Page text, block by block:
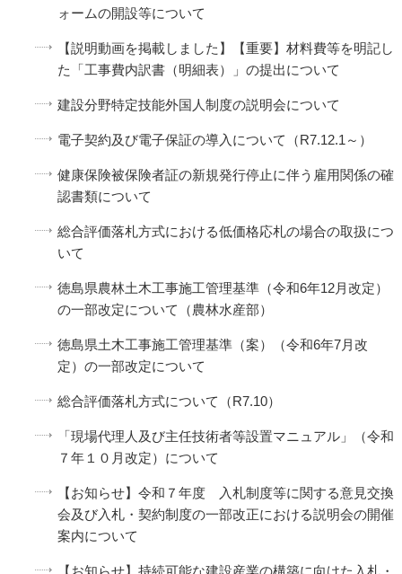
ォームの開設等について
【説明動画を掲載しました】【重要】材料費等を明記し
た「工事費内訳書（明細表）」の提出について
建設分野特定技能外国人制度の説明会について
電子契約及び電子保証の導入について（R7.12.1～）
健康保険被保険者証の新規発行停止に伴う雇用関係の確
認書類について
総合評価落札方式における低価格応札の場合の取扱につ
いて
徳島県農林土木工事施工管理基準（令和6年12月改定）
の一部改定について（農林水産部）
徳島県土木工事施工管理基準（案）（令和6年7月改
定）の一部改定について
総合評価落札方式について（R7.10）
「現場代理人及び主任技術者等設置マニュアル」（令和
７年１０月改定）について
【お知らせ】令和７年度 入札制度等に関する意見交換
会及び入札・契約制度の一部改正における説明会の開催
案内について
【お知らせ】持続可能な建設産業の構築に向けた入札・